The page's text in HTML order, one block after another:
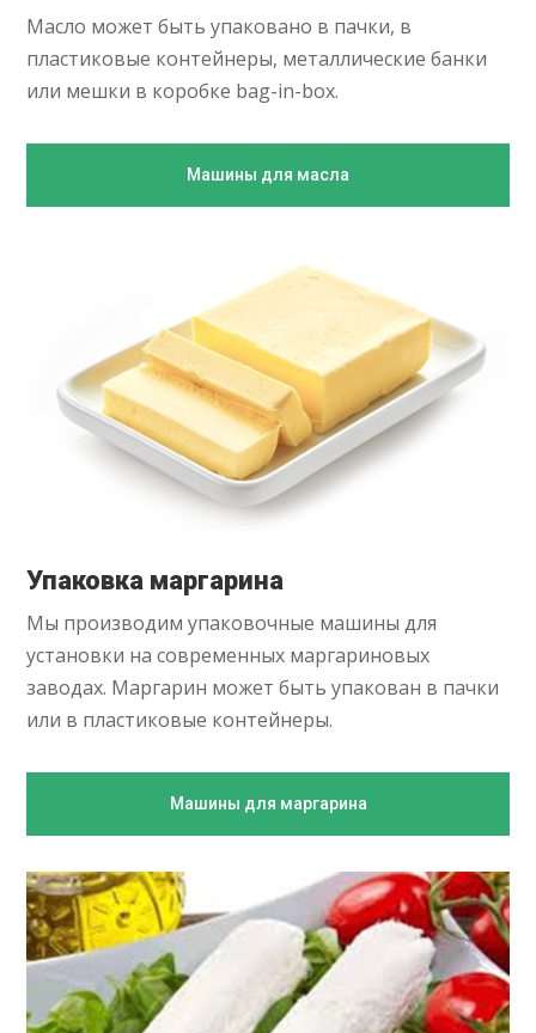
Масло может быть упаковано в пачки, в
пластиковые контейнеры, металлические банки
или мешки в коробке bag-in-box.
Машины для масла
Упаковка маргарина
Мы производим упаковочные машины для
установки на современных маргариновых
заводах. Маргарин может быть упакован в пачки
или в пластиковые контейнеры.
Машины для маргарина